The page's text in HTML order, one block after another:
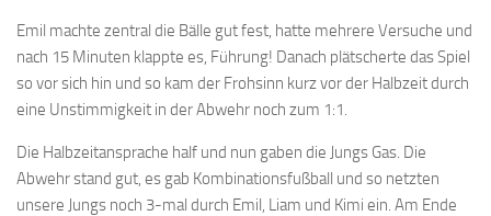
Emil machte zentral die Bälle gut fest, hatte mehrere Versuche und
nach 15 Minuten klappte es, Führung! Danach plätscherte das Spiel
so vor sich hin und so kam der Frohsinn kurz vor der Halbzeit durch
eine Unstimmigkeit in der Abwehr noch zum 1:1.
Die Halbzeitansprache half und nun gaben die Jungs Gas. Die
Abwehr stand gut, es gab Kombinationsfußball und so netzten
unsere Jungs noch 3-mal durch Emil, Liam und Kimi ein. Am Ende